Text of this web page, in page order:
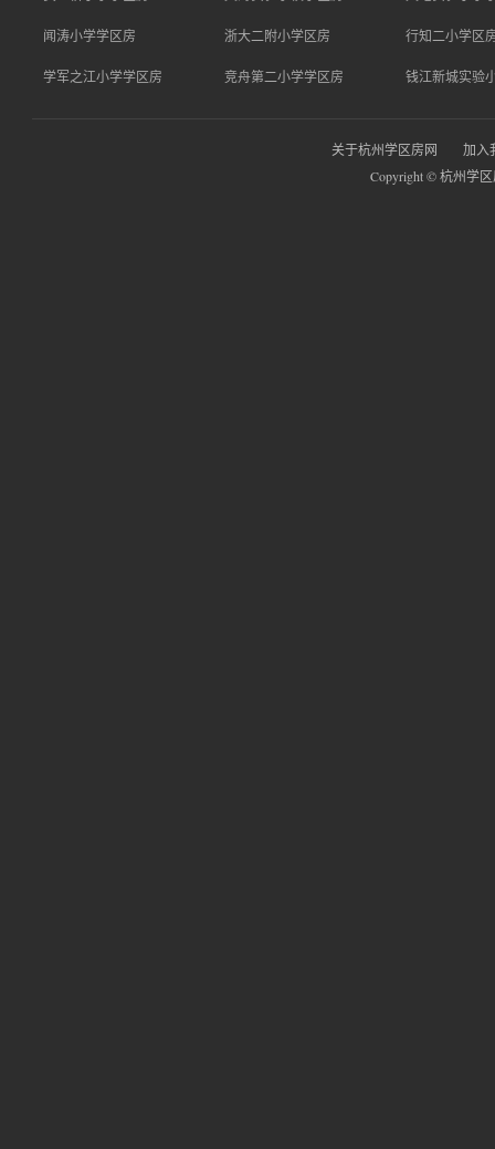
闻涛小学学区房 浙大二附小学区房 行知二小学区
学军之江小学学区房 竞舟第二小学学区房 钱江新城实验
关于杭州学区房网
加入
Copyright © 杭州学